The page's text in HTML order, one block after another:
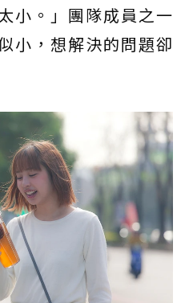
小。」團隊成員之一
小，想解決的問題卻